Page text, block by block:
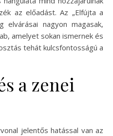
az előadást. Az „Elfújta a
elvárásai nagyon magasak,
amelyet sokan ismernek és
tehát kulcsfontosságú a
a zenei
jelentős hatással van az